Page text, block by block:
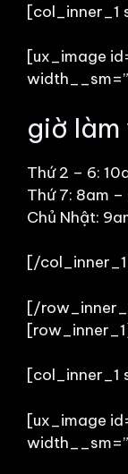
[col_inner_1
[ux_image
giờ
Thứ 2 – 6:
Thứ 7: 8am –
Chủ Nhật:
[/
[/
[col_inner_1
[ux_image